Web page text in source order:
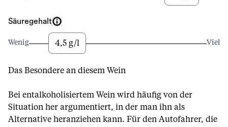
Säuregehalt
Wenig 4,5 g/l Viel
Das Besondere an diesem Wein
Bei entalkoholisiertem Wein wird häufig von der
Situation her argumentiert, in der man ihn als
Alternative heranziehen kann. Für den Autofahrer, die